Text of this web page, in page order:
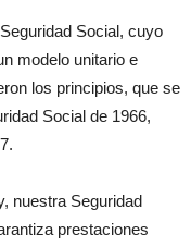
Social, cuyo
modelo unitario e
los principios, que se
Social de 1966,
nuestra Seguridad
prestaciones